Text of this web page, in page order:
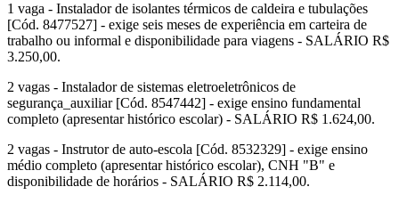
1 vaga - Instalador de isolantes térmicos de caldeira e tubulações
[Cód. 8477527] - exige seis meses de experiência em carteira de
trabalho ou informal e disponibilidade para viagens - SALÁRIO R$
3.250,00.
2 vagas - Instalador de sistemas eletroeletrônicos de
segurança_auxiliar [Cód. 8547442] - exige ensino fundamental
completo (apresentar histórico escolar) - SALÁRIO R$ 1.624,00.
2 vagas - Instrutor de auto-escola [Cód. 8532329] - exige ensino
médio completo (apresentar histórico escolar), CNH "B" e
disponibilidade de horários - SALÁRIO R$ 2.114,00.